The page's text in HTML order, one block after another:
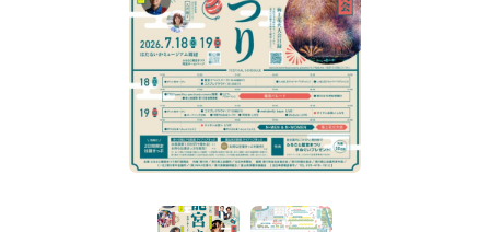
宿場町を歩こう！なめり
なめりかワット？